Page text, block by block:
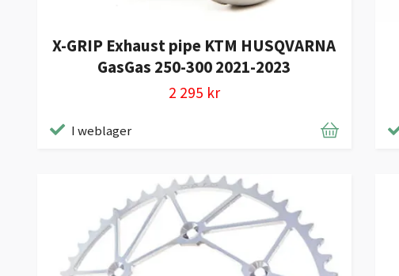
X-GRIP Exhaust pipe KTM HUSQVARNA
GasGas 250-300 2021-2023
2 295 kr
I weblager